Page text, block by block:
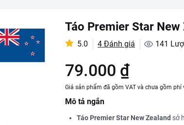
Táo Premier Star
5.0 4 Đánh giá 141
79.000 ₫
Giá sản phẩm đã gồm VAT và chưa gồm phí
Mô tả ngắn
Táo Premier Star New Zealand sở